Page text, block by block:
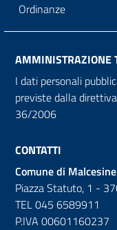
Ordinanze
AMMINISTRAZIONE
I dati personali
previste dalla
36/2006
CONTATTI
Comune di Malcesine
Piazza Statuto, 1 -
TEL 045 6589911
P.IVA 00601160237